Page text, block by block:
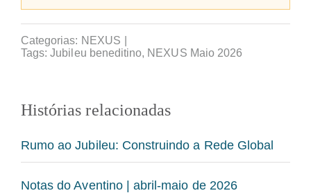
Categorias: NEXUS
Tags:Jubileu beneditino, NEXUS Maio 2026
Histórias relacionadas
Rumo ao Jubileu: Construindo a Rede Global
Notas do Aventino | abril-maio de 2026